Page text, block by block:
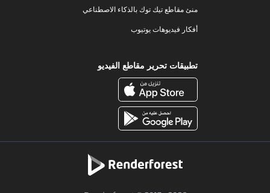
منئ مقاطع تيك توك بالذكاء الاصطناعي
أفكار فيديوهات يوتيوب
تطبيقات تحرير مقاطع الفيديو